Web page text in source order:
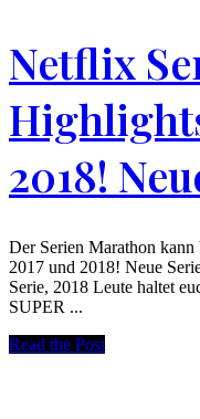
Netflix
2018!
Der Serien Marathon
2017 und 2018! Neue
Serie, 2018 Leute haltet
SUPER ...
Read the Post